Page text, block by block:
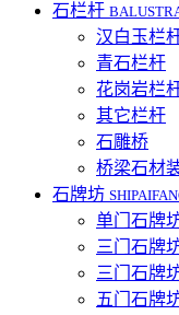
石栏杆
汉白玉栏
青石栏杆
花岗岩栏
其它栏杆
石雕桥
桥梁石材
石牌坊
单门石牌
三门石牌
三门石牌
五门石牌